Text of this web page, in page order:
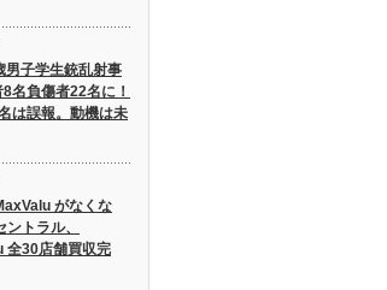
男子学生銃乱射事
名負傷者22名に！
は誤報。動機は未
がなくな
ントラル、
全30店舗買収完